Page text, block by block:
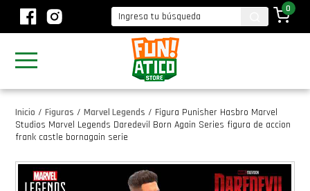
0
Inicio / Figuras / Marvel Legends / Figura Punisher Hasbro Marvel
Studios Marvel Legends Daredevil Born Again Series figura de accion
frank castle bornagain serie